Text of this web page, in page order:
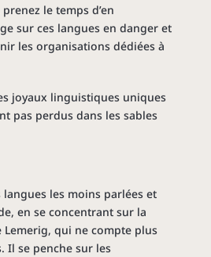
le temps d’en
sur ces langues en danger et
les organisations dédiées à
joyaux linguistiques uniques
pas perdus dans les sables
les moins parlées et
en se concentrant sur la
Lemerig, qui ne compte plus
Il se penche sur les